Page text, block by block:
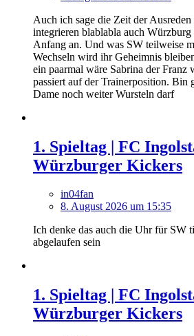
Auch ich sage die Zeit der
integrieren blablabla auch
Anfang an. Und was SW teilweise
Wechseln wird ihr Geheimnis
ein paarmal wäre Sabrina der Franz
passiert auf der Trainerposition. Bin
Dame noch weiter Wursteln darf
1. Spieltag | FC
Würzburger Kickers
in04fan
8. August 2026 um 15:35
Ich denke das auch die Uhr für SW
abgelaufen sein
1. Spieltag | FC
Würzburger Kickers